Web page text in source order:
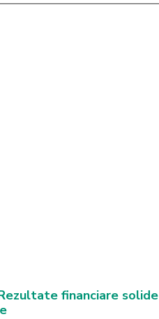
financiare solide